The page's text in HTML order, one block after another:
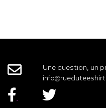
Une question, un